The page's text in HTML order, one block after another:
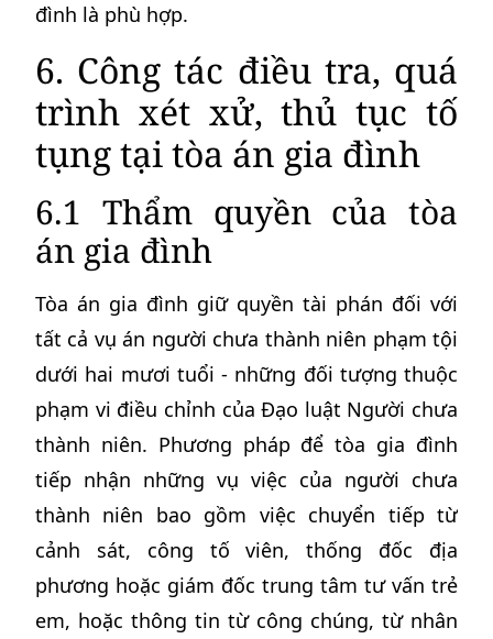
đình là phù hợp.
6. Công tác điều tra, quá
trình xét xử, thủ tục tố
tụng tại tòa án gia đình
6.1 Thẩm quyền của tòa
án gia đình
Tòa án gia đình giữ quyền tài phán đối với
tất cả vụ án người chưa thành niên phạm tội
dưới hai mươi tuổi - những đối tượng thuộc
phạm vi điều chỉnh của Đạo luật Người chưa
thành niên. Phương pháp để tòa gia đình
tiếp nhận những vụ việc của người chưa
thành niên bao gồm việc chuyển tiếp từ
cảnh sát, công tố viên, thống đốc địa
phương hoặc giám đốc trung tâm tư vấn trẻ
em, hoặc thông tin từ công chúng, từ nhân